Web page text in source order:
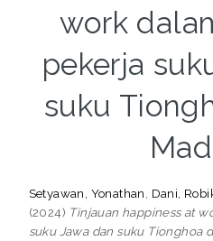
work
pekerja
suku
Setyawan, Yonathan Dani,
(2024) Tinjauan happiness at
suku Jawa dan suku Tionghoa